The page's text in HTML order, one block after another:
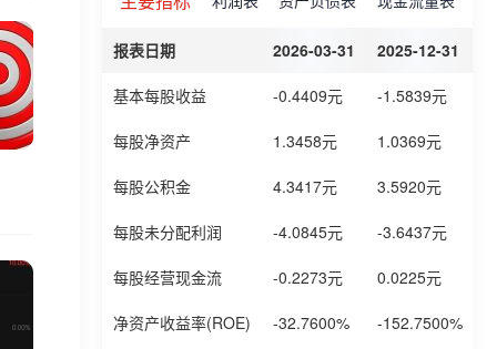
报表日期 2026-03-31 2025-12-31
基本每股收益 -0.4409元 -1.5839元
每股净资产 1.3458元 1.0369元
每股公积金 4.3417元 3.5920元
每股未分配利润 -4.0845元 -3.6437元
每股经营现金流 -0.2273元 0.0225元
净资产收益率(ROE) -32.7600% -152.7500%